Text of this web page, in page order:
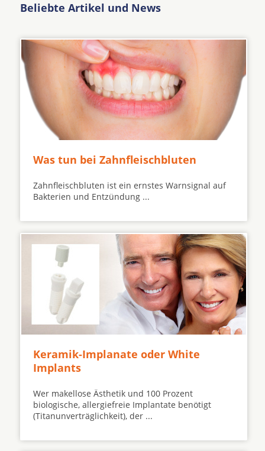
Beliebte Artikel und News
Was tun bei Zahnfleischbluten
Zahnfleischbluten ist ein ernstes Warnsignal auf
Bakterien und Entzündung ...
Keramik-Implanate oder White
Implants
Wer makellose Ästhetik und 100 Prozent
biologische, allergiefreie Implantate benötigt
(Titanunverträglichkeit), der ...